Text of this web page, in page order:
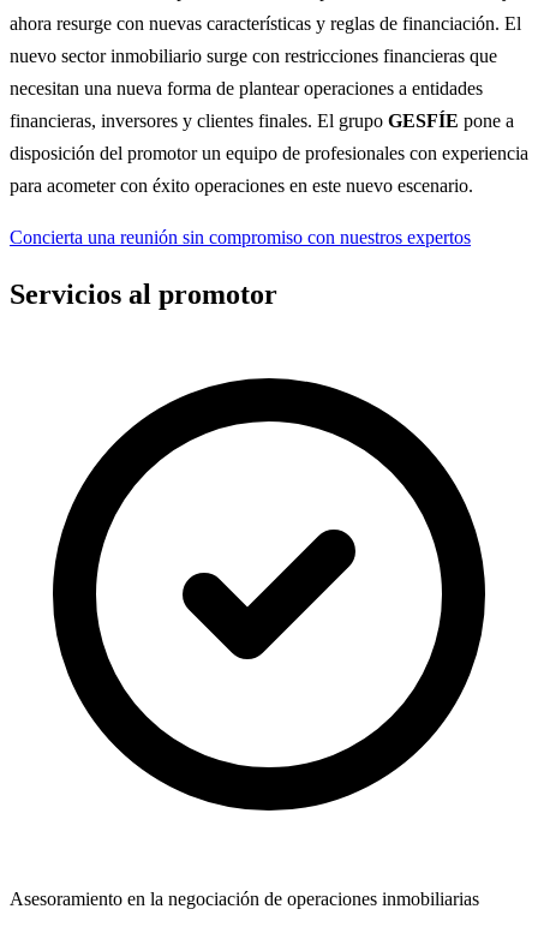
ahora resurge con nuevas características y reglas de financiación. El
nuevo sector inmobiliario surge con restricciones financieras que
necesitan una nueva forma de plantear operaciones a entidades
financieras, inversores y clientes finales. El grupo GESFÍE pone a
disposición del promotor un equipo de profesionales con experiencia
para acometer con éxito operaciones en este nuevo escenario.
Concierta una reunión sin compromiso con nuestros expertos
Servicios al promotor
Asesoramiento en la negociación de operaciones inmobiliarias